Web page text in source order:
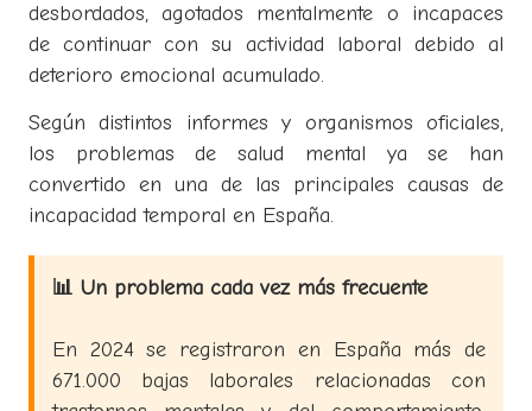
desbordados, agotados mentalmente o incapaces
de continuar con su actividad laboral debido al
deterioro emocional acumulado.
Según distintos informes y organismos oficiales,
los problemas de salud mental ya se han
convertido en una de las principales causas de
incapacidad temporal en España.
📊 Un problema cada vez más frecuente
En 2024 se registraron en España más de
671.000 bajas laborales relacionadas con